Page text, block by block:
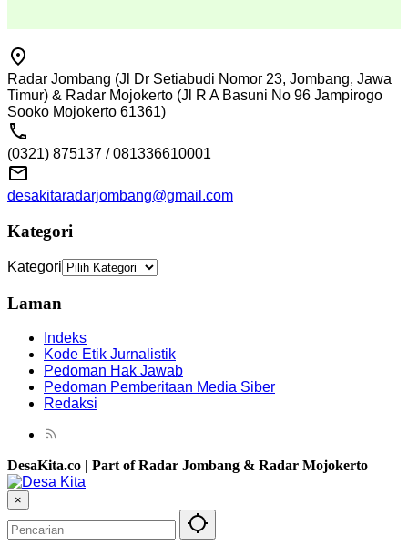
Radar Jombang (Jl Dr Setiabudi Nomor 23, Jombang, Jawa
Timur) & Radar Mojokerto (Jl R A Basuni No 96 Jampirogo
Sooko Mojokerto 61361)
(0321) 875137 / 081336610001
desakitaradarjombang@gmail.com
Kategori
Kategori
Laman
Indeks
Kode Etik Jurnalistik
Pedoman Hak Jawab
Pedoman Pemberitaan Media Siber
Redaksi
DesaKita.co | Part of Radar Jombang & Radar Mojokerto
×